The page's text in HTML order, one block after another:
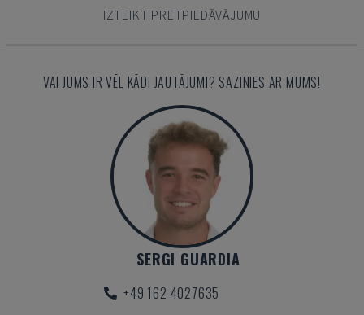
IZTEIKT PRETPIEDĀVĀJUMU
VAI JUMS IR VĒL KĀDI JAUTĀJUMI? SAZINIES AR MUMS!
SERGI GUARDIA
+49 162 4027635